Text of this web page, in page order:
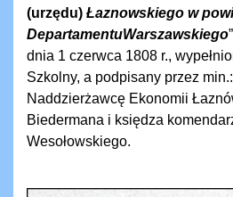
(urzędu) Łaznowskiego w
DepartamentuWarszawskiego
dnia 1 czerwca 1808 r.,
Szkolny, a podpisany przez
Naddzierżawcę Ekonomii
Biedermana i księdza
Wesołowskiego.